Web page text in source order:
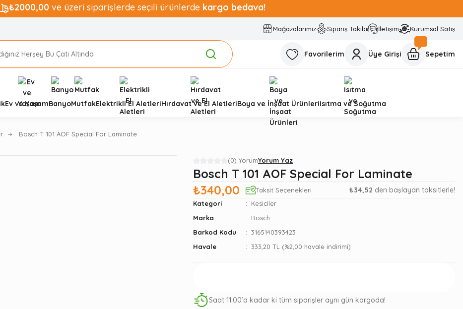
₺2000,00ve üzeri siparişlerde seçili ürünlerde kargo bedava!
Mağazalarımız Sipariş Takibi İletişim Kurumsal Satış
Favorilerim Üye Girişi Sepetim
Ev ve YaşamBanyoMutfakElektrikli El AletleriHırdavat ve El AletleriBoya ve İnşaat ÜrünleriIsıtma ve Soğutma
Bosch T 101 AOF Special For Laminate
(0) YorumYorum Yaz
Bosch T 101 AOF Special For Laminate
₺340,00
Taksit Seçenekleri ₺34,52 den başlayan taksitlerle!
Kategori
Kesiciler
Marka
Bosch
Barkod Kodu
3165140393423
Havale
333,20 TL (%2,00 havale indirimi)
Saat 11:00’a kadar ki tüm siparişler aynı gün kargoda!